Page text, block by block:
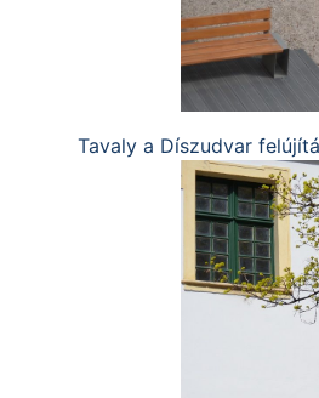
Tavaly a Díszudvar